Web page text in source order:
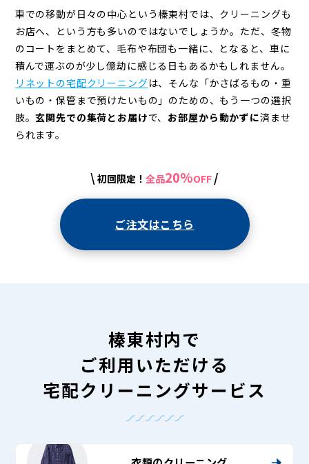
車での移動が日々の中心という榛東村では、クリーニングも
お店へ、という方も多いのではないでしょうか。ただ、冬物
のコートをまとめて、毛布や布団も一緒に、となると、車に
積んで運ぶのが少し億劫に感じる日もあるかもしれません。
リネットの宅配クリーニングは、そんな「かさばるもの・重
いもの・保管まで預けたいもの」のための、もう一つの選択
肢。玄関先での集荷とお届けで、 お部屋から動かずに済ませ
られます。
\ 初回限定！ 全品20%OFF /
ご注文はこちら
榛東村内で
ご利用いただける
宅配クリーニングサービス